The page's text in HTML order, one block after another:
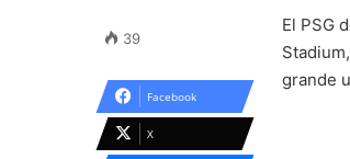
El PSG
grande
39
Facebook
X